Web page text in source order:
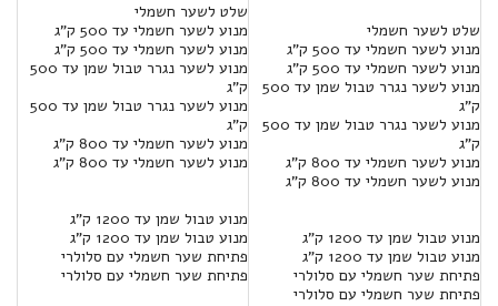
שלט לשער חשמלי
מנוע לשער חשמלי עד 500 ק"ג
מנוע לשער חשמלי עד 500 ק”ג
מנוע לשער נגרר טבול שמן עד 500
ק"ג
מנוע לשער נגרר טבול שמן עד 500
ק”ג
מנוע לשער חשמלי עד 800 ק"ג
מנוע לשער חשמלי עד 800 ק”ג
מנוע טבול שמן עד 1200 ק"ג
מנוע טבול שמן עד 1200 ק”ג
פתיחת שער חשמלי עם סלולרי
פתיחת שער חשמלי עם סלולרי
שלט לשער חשמלי
מנוע לשער חשמלי עד 500 ק"ג
מנוע לשער חשמלי עד 500 ק”ג
מנוע לשער נגרר טבול שמן עד 500
ק"ג
מנוע לשער נגרר טבול שמן עד 500
ק”ג
מנוע לשער חשמלי עד 800 ק"ג
מנוע לשער חשמלי עד 800 ק”ג
מנוע טבול שמן עד 1200 ק"ג
מנוע טבול שמן עד 1200 ק”ג
פתיחת שער חשמלי עם סלולרי
פתיחת שער חשמלי עם סלולרי